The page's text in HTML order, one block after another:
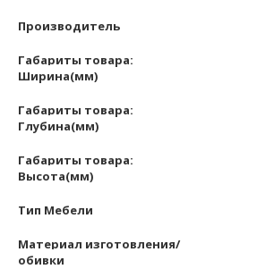
Производитель
Габариты товара:
Ширина(мм)
Габариты товара:
Глубина(мм)
Габариты товара:
Высота(мм)
Тип Мебели
Материал изготовления/
обивки